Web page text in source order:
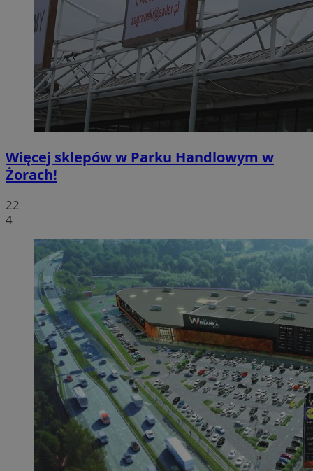
Więcej sklepów w Parku Handlowym w
Żorach!
22
4